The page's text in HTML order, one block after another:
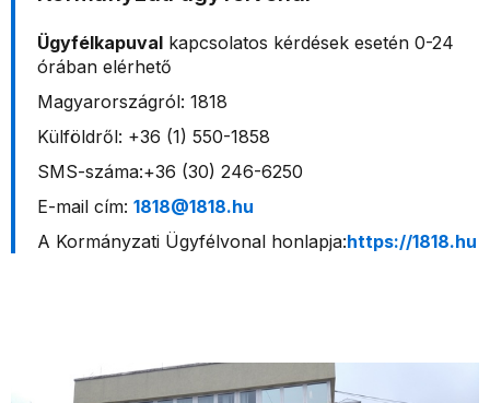
Ügyfélkapuval kapcsolatos kérdések esetén 0-24
órában elérhető
Magyarországról: 1818
Külföldről: +36 (1) 550-1858
SMS-száma:+36 (30) 246-6250
E-mail cím: 1818@1818.hu
A Kormányzati Ügyfélvonal honlapja:https://1818.hu